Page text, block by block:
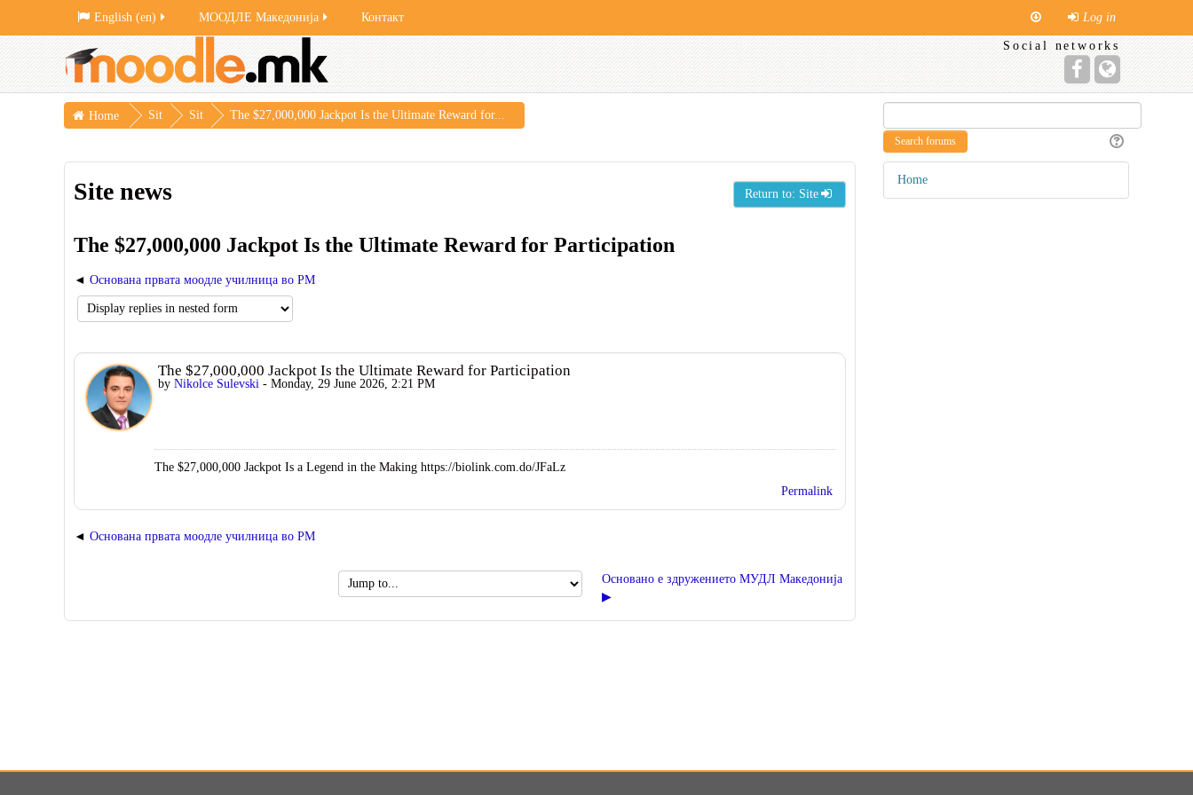
Log in
English ‎(en)‎ МООДЛЕ Македонија Контакт
Social networks
Home
Sit
pag
es
Sit
ne
The $27,000,000 Jackpot Is the Ultimate Reward for...
Site news Return to: Site
The $27,000,000 Jackpot Is the Ultimate Reward for Participation
Основана првата моодле училница во РМ
The $27,000,000 Jackpot Is the Ultimate Reward for Participation
by Nikolce Sulevski - Monday, 29 June 2026, 2:21 PM
The $27,000,000 Jackpot Is a Legend in the Making https://biolink.com.do/JFaLz
Permalink
Основана првата моодле училница во РМ
Jump
to...
Основано е здружението МУДЛ Македонија
▶︎
Home